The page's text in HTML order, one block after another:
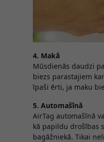
4. Makā
Mūsdienās daudzi
biezs parastajiem
īpaši ērti, ja maku
5. Automašīnā
AirTag automašīnā
kā papildu drošības
bagāžniekā. Tikai